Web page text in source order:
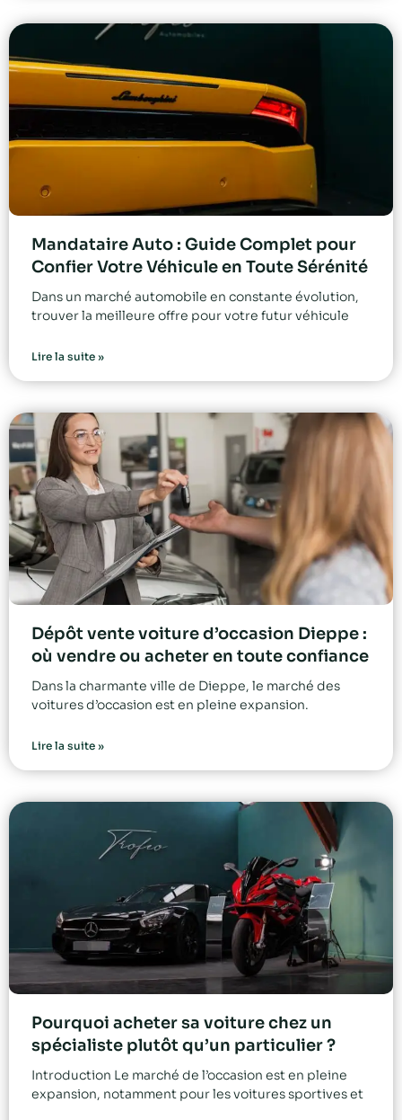
Mandataire Auto : Guide Complet pour
Confier Votre Véhicule en Toute Sérénité
Dans un marché automobile en constante évolution,
trouver la meilleure offre pour votre futur véhicule
Lire la suite »
Dépôt vente voiture d’occasion Dieppe :
où vendre ou acheter en toute confiance
Dans la charmante ville de Dieppe, le marché des
voitures d’occasion est en pleine expansion.
Lire la suite »
Pourquoi acheter sa voiture chez un
spécialiste plutôt qu’un particulier ?
Introduction Le marché de l’occasion est en pleine
expansion, notamment pour les voitures sportives et